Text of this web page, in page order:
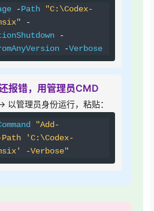
-Path
"C:\Codex-
-
-
-Verbose
报错，用管理员CMD
管理员身份运行，粘贴：
"Add-
Path 'C:\Codex-
-Verbose"